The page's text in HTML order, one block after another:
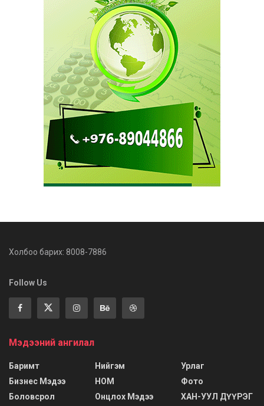
Холбоо барих: 8008-7886
Follow Us
Мэдээний ангилал
Баримт
Бизнес Мэдээ
Боловсрол
Нийгэм
НОМ
Онцлох Мэдээ
Урлаг
Фото
ХАН-УУЛ ДҮҮРЭГ